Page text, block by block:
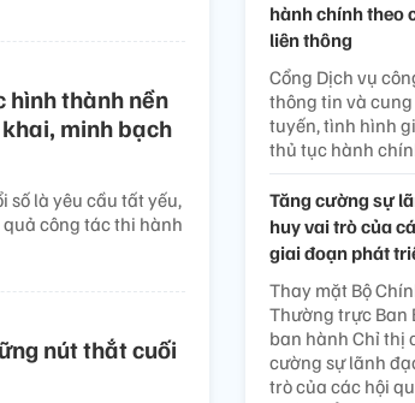
hình thành nền
minh bạch
số là yêu cầu tất yếu,
công tác thi hành
nút thắt cuối
hành chính theo
liên thông
Cổng Dịch vụ
thông tin và
tuyến, tình hình
thủ tục hành
Tăng cường sự
huy vai trò của
giai đoạn phát
Thay mặt Bộ
Thường trực Ban
ban hành Chỉ thị
cường sự lãnh
trò của các hội